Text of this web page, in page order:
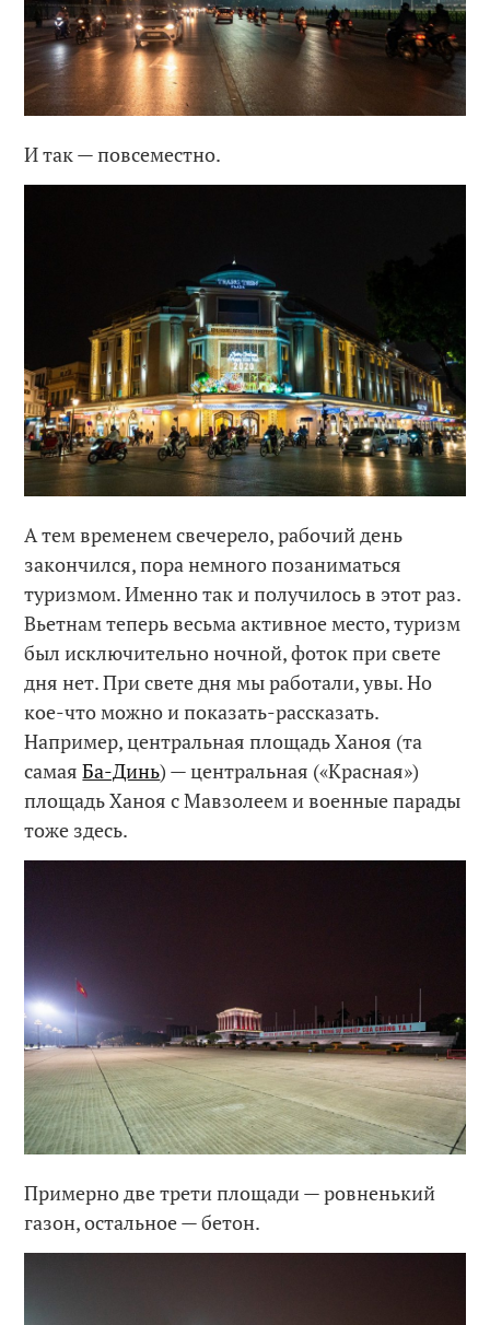
И так — повсеместно.
А тем временем свечерело, рабочий день
закончился, пора немного позаниматься
туризмом. Именно так и получилось в этот раз.
Вьетнам теперь весьма активное место, туризм
был исключительно ночной, фоток при свете
дня нет. При свете дня мы работали, увы. Но
кое-что можно и показать-рассказать.
Например, центральная площадь Ханоя (та
самаяБа-Динь) — центральная («Красная»)
площадь Ханоя с Мавзолеем и военные парады
тоже здесь.
Примерно две трети площади — ровненький
газон, остальное — бетон.